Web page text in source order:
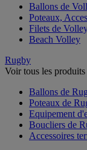
Ballons de
Poteaux,
Filets de
Beach Volley
Rugby
Voir tous les produits
Ballons de
Poteaux de
Equipement
Boucliers de
Accessoires